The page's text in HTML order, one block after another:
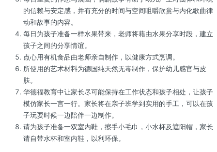
的信赖与安定感，并有充分的时间与空间咀嚼欣赏与内化歌曲律
动和故事的内容。
每日为孩子准备一样水果带来，老师将藉由水果分享时段，建立
孩子之间的分享情谊。
点心用有机食品由老师亲自制作，以健康方式烹调。
所使用的艺术材料为德国纯天然无毒制作，保护幼儿感官与皮
肤。
华德福教育中让家长尽可能保持在工作状态和孩子相处，让孩子
模仿家长一言一行。家长将在亲子班学到实用的手工，可以在孩
子玩耍时候一边陪伴一边制作。
请为孩子准备一双室内鞋，擦手小毛巾，小水杯及遮阳帽，家长
请自带水杯和室内鞋，以利环保。